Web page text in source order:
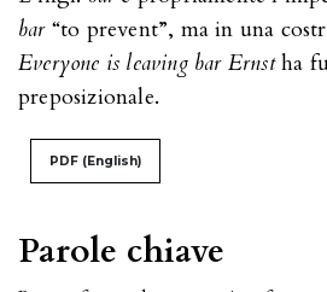
Parole chiave
bar“to prevent”, ma in una
Everyone is leaving bar Ernstha
preposizionale.
PDF (English)